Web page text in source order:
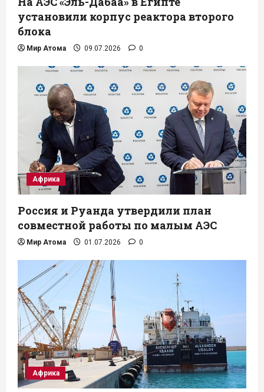
установили корпус реактора второго
блока
Мир Атома 09.07.2026 0
Африка
Россия и Руанда утвердили план
совместной работы по малым АЭС
Мир Атома 01.07.2026 0
Африка